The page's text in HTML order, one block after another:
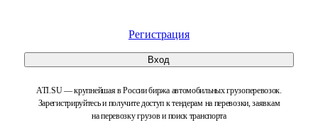
Регистрация
Вход
ATI.SU — крупнейшая в России биржа автомобильных грузоперевозок.
Зарегистрируйтесь и получите доступ к тендерам на перевозки, заявкам
на перевозку грузов и поиск транспорта